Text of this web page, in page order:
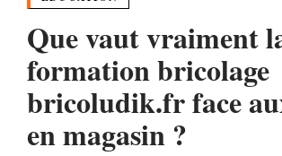
Que vaut vraiment
formation bricolage
bricoludik.fr face
en magasin ?